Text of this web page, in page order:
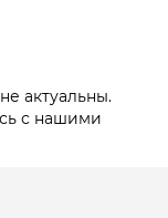
актуальны.
с нашими